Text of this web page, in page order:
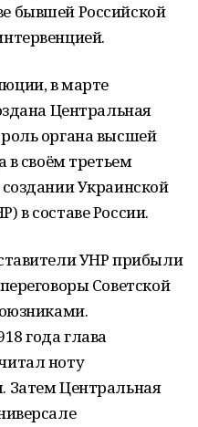
бывшей Российской
в марте
Центральная
органа высшей
в своём третьем
Украинской
в составе России.
УНР прибыли
Советской
года глава
ноту
Затем Центральная